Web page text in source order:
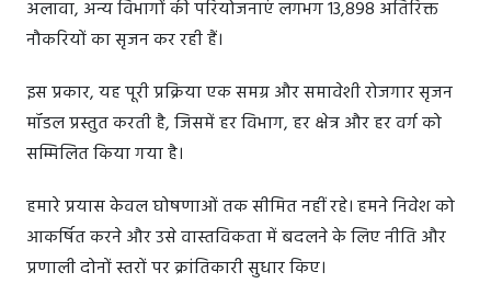
अलावा, अन्य विभागों की परियोजनाएं लगभग 13,898 अतिरिक्त
नौकरियों का सृजन कर रही हैं।
इस प्रकार, यह पूरी प्रक्रिया एक समग्र और समावेशी रोजगार सृजन
मॉडल प्रस्तुत करती है, जिसमें हर विभाग, हर क्षेत्र और हर वर्ग को
सम्मिलित किया गया है।
हमारे प्रयास केवल घोषणाओं तक सीमित नहीं रहे। हमने निवेश को
आकर्षित करने और उसे वास्तविकता में बदलने के लिए नीति और
प्रणाली दोनों स्तरों पर क्रांतिकारी सुधार किए।